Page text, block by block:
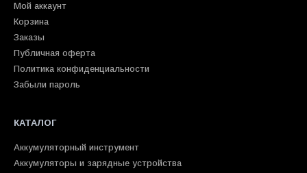
Мой аккаунт
Корзина
Заказы
Публичная оферта
Политика конфиденциальности
Забыли пароль
КАТАЛОГ
Аккумуляторный инструмент
Аккумуляторы и зарядные устройства